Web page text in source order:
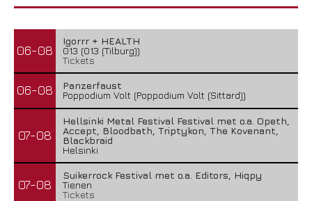
06-08
Igorrr + HEALTH
013 (013 (Tilburg))
Tickets
06-08
Panzerfaust
Poppodium Volt (Poppodium Volt (Sittard))
07-08
Hellsinki Metal Festival Festival met o.a. Opeth,
Accept, Bloodbath, Triptykon, The Kovenant,
Blackbraid
Helsinki
07-08
Suikerrock Festival met o.a. Editors, Hiqpy
Tienen
Tickets